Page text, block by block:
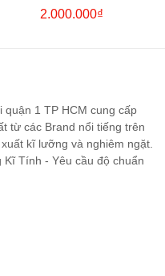
LOGO COTTON JERSEY T-
2.000.000₫
quận 1 TP HCM cung cấp
từ các Brand nổi tiếng trên
kĩ lưỡng và nghiêm ngặt.
Tính - Yêu cầu độ chuẩn